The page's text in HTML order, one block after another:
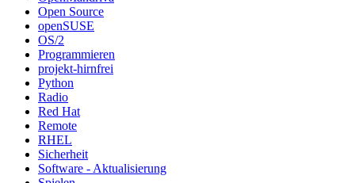
Open Source
openSUSE
OS/2
Programmieren
projekt-hirnfrei
Python
Radio
Red Hat
Remote
RHEL
Sicherheit
Software - Aktualisierung